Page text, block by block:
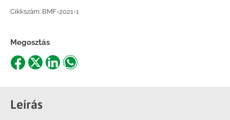
Cikkszám: BMF-2021-1
Megosztás
Share
Facebook
Share
X
ShareShare
Leírás